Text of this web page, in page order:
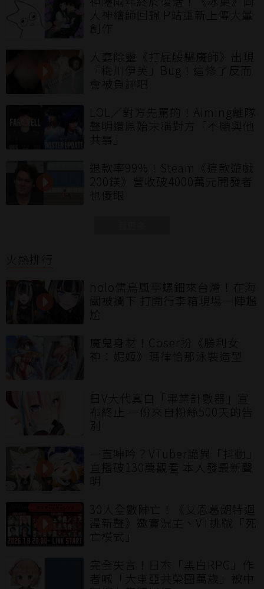
人神繪師回歸 P站重新上傳大量
創作
人妻除靈《打屁股驅魔師》出現
「梅川伊芙」Bug！這修了反而
會被負評吧
LOL／對方先罵的！Aiming離隊
聲明還原始末稱對方「不願與他
共事」
退款率99%！Steam《這款遊戲
200鎂》營收破4000萬元開發者
也傻眼
火熱排行
holo儒烏風亭螺鈿來台灣！在海
關被攔下 打開行李箱現場一陣尷
尬
魔鬼身材！Coser扮《勝利女
神：妮姬》瑪律恰那泳裝造型
日V大代真白「畢業計數器」宣
布終止 一份來自粉絲500天的告
別
一直呻吟？VTuber詭異「抖動」
直播破130萬觀看 本人發最新聲
明
30人全數陣亡！《艾恩葛朗特迴
盪新聲》邀實況主、VT挑戰「死
亡模式」
完全失言！日本「黑白RPG」作
者喊「大東亞共榮圈萬歲」被中